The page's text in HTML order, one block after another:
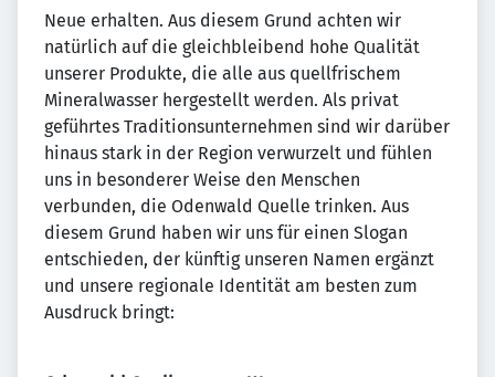
Neue erhalten. Aus diesem Grund achten wir
natürlich auf die gleichbleibend hohe Qualität
unserer Produkte, die alle aus quellfrischem
Mineralwasser hergestellt werden. Als privat
geführtes Traditionsunternehmen sind wir darüber
hinaus stark in der Region verwurzelt und fühlen
uns in besonderer Weise den Menschen
verbunden, die Odenwald Quelle trinken. Aus
diesem Grund haben wir uns für einen Slogan
entschieden, der künftig unseren Namen ergänzt
und unsere regionale Identität am besten zum
Ausdruck bringt: